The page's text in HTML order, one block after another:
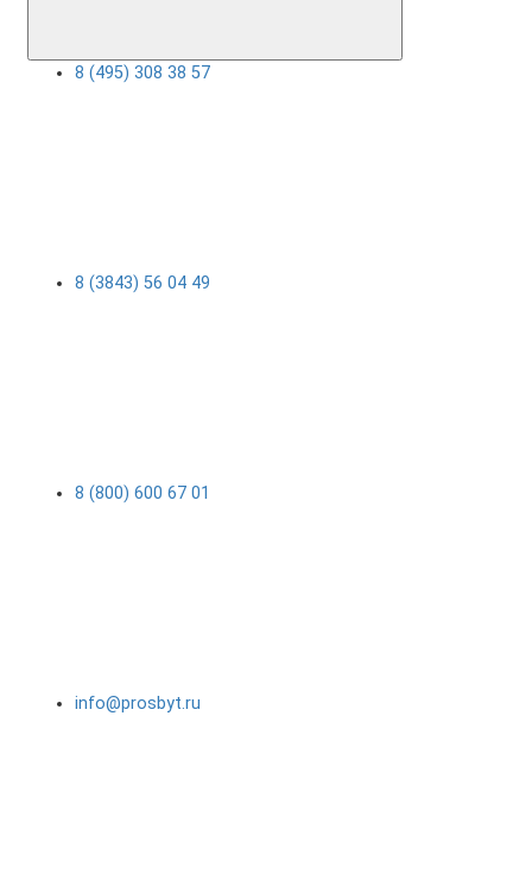
8 (495) 308 38 57
8 (3843) 56 04 49
8 (800) 600 67 01
info@prosbyt.ru